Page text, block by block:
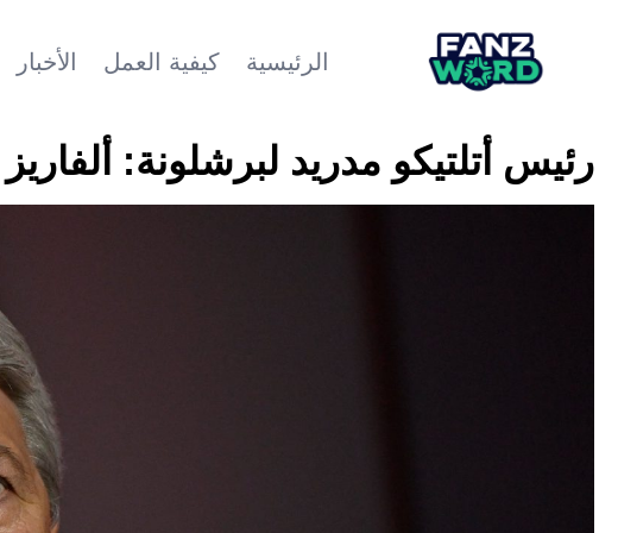
الرئيسية كيفية العمل الأخبار
رئيس أتلتيكو مدريد لبرشلونة: